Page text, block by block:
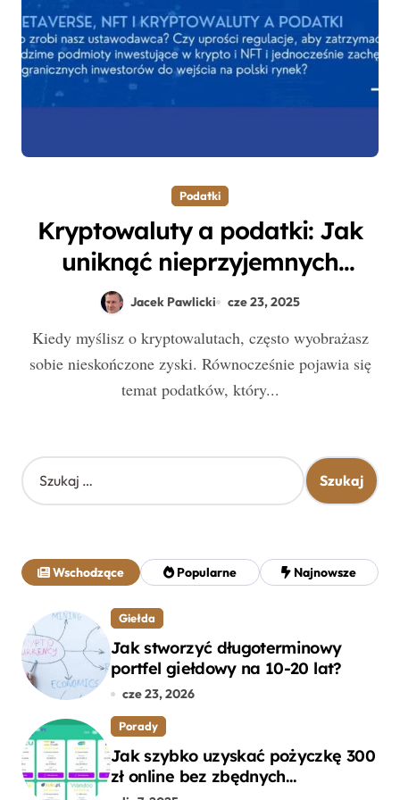
Podatki
Kryptowaluty a podatki: Jak
uniknąć nieprzyjemnych
niespodzianek w rozliczeniach?
Jacek Pawlicki cze 23, 2025
Kiedy myślisz o kryptowalutach, często wyobrażasz
sobie nieskończone zyski. Równocześnie pojawia się
temat podatków, który...
S
z
j
:
Wschodzące Popularne Najnowsze
Giełda
Jak stworzyć długoterminowy
portfel giełdowy na 10-20 lat?
cze 23, 2026
Porady
Jak szybko uzyskać pożyczkę 300
zł online bez zbędnych